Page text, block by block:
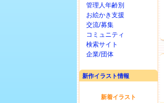
管理人年齢別
お絵かき支援
交流/募集
コミュニティ
検索サイト
企業/団体
新作イラスト情報